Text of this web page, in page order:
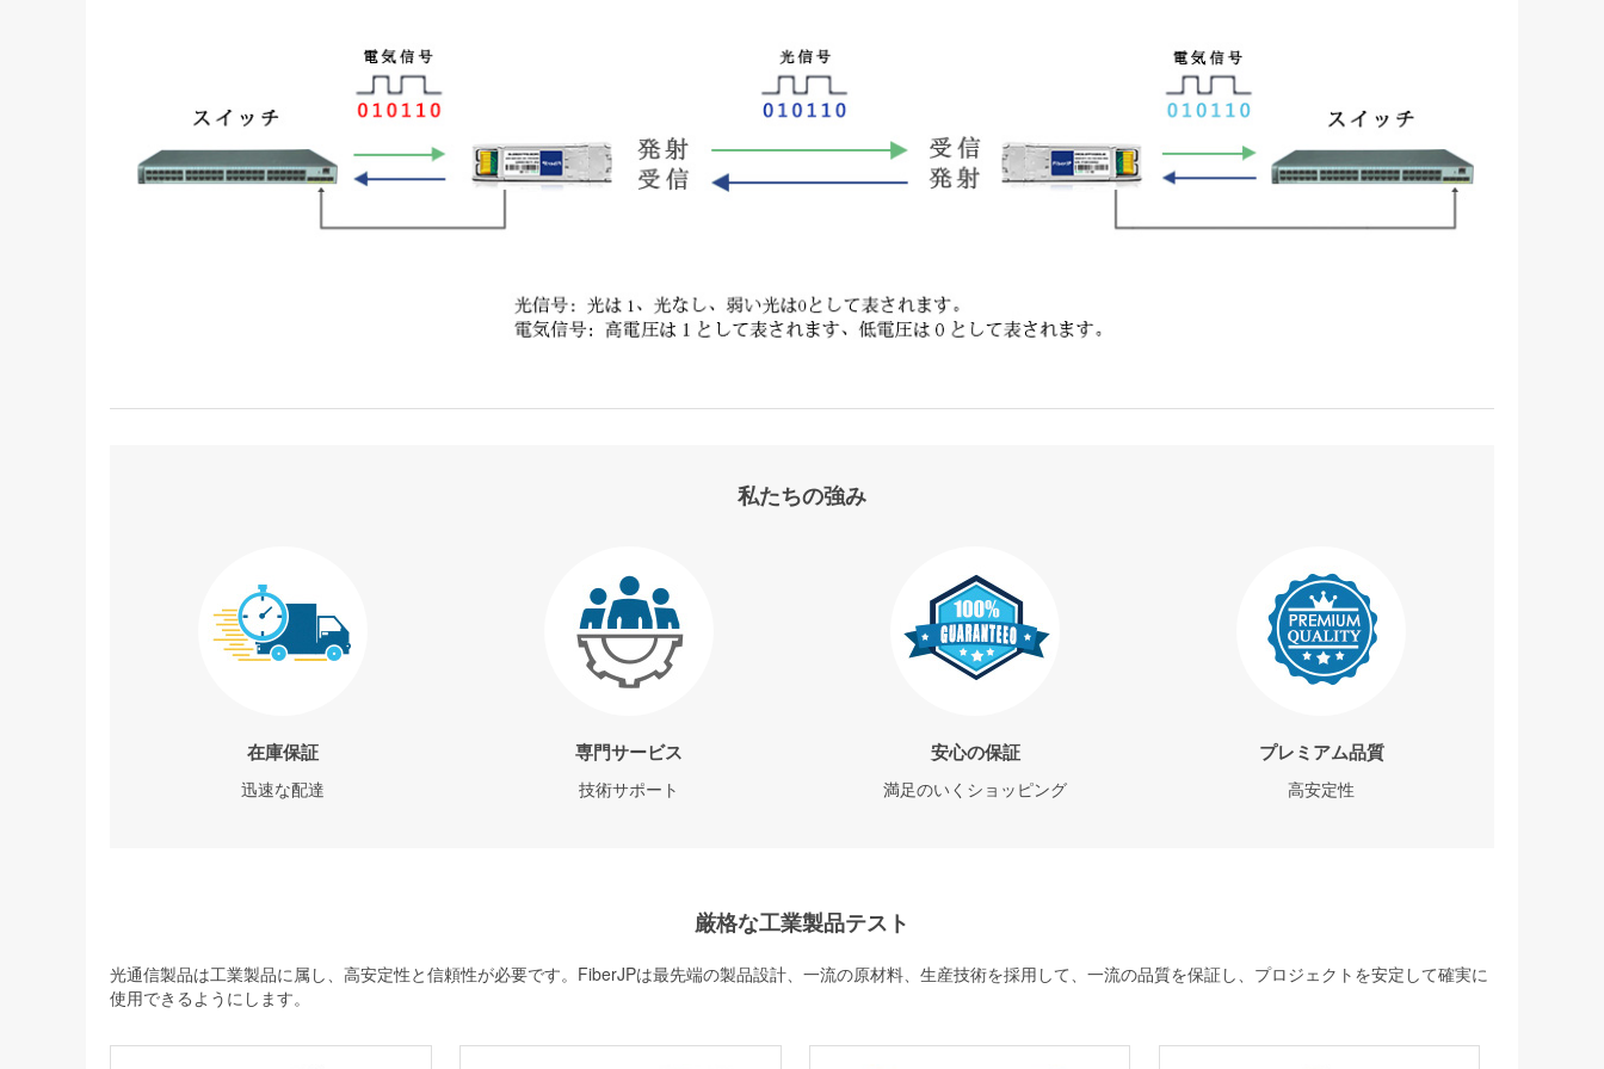
私たちの強み
在庫保証
迅速な配達
専門サービス
技術サポート
安心の保証
満足のいくショッピング
プレミアム品質
高安定性
厳格な工業製品テスト
光通信製品は工業製品に属し、高安定性と信頼性が必要です。FiberJPは最先端の製品設計、一流の原材料、生産技術を採用して、一流の品質を保証し、プロジェクトを安定して確実に
使用できるようにします。